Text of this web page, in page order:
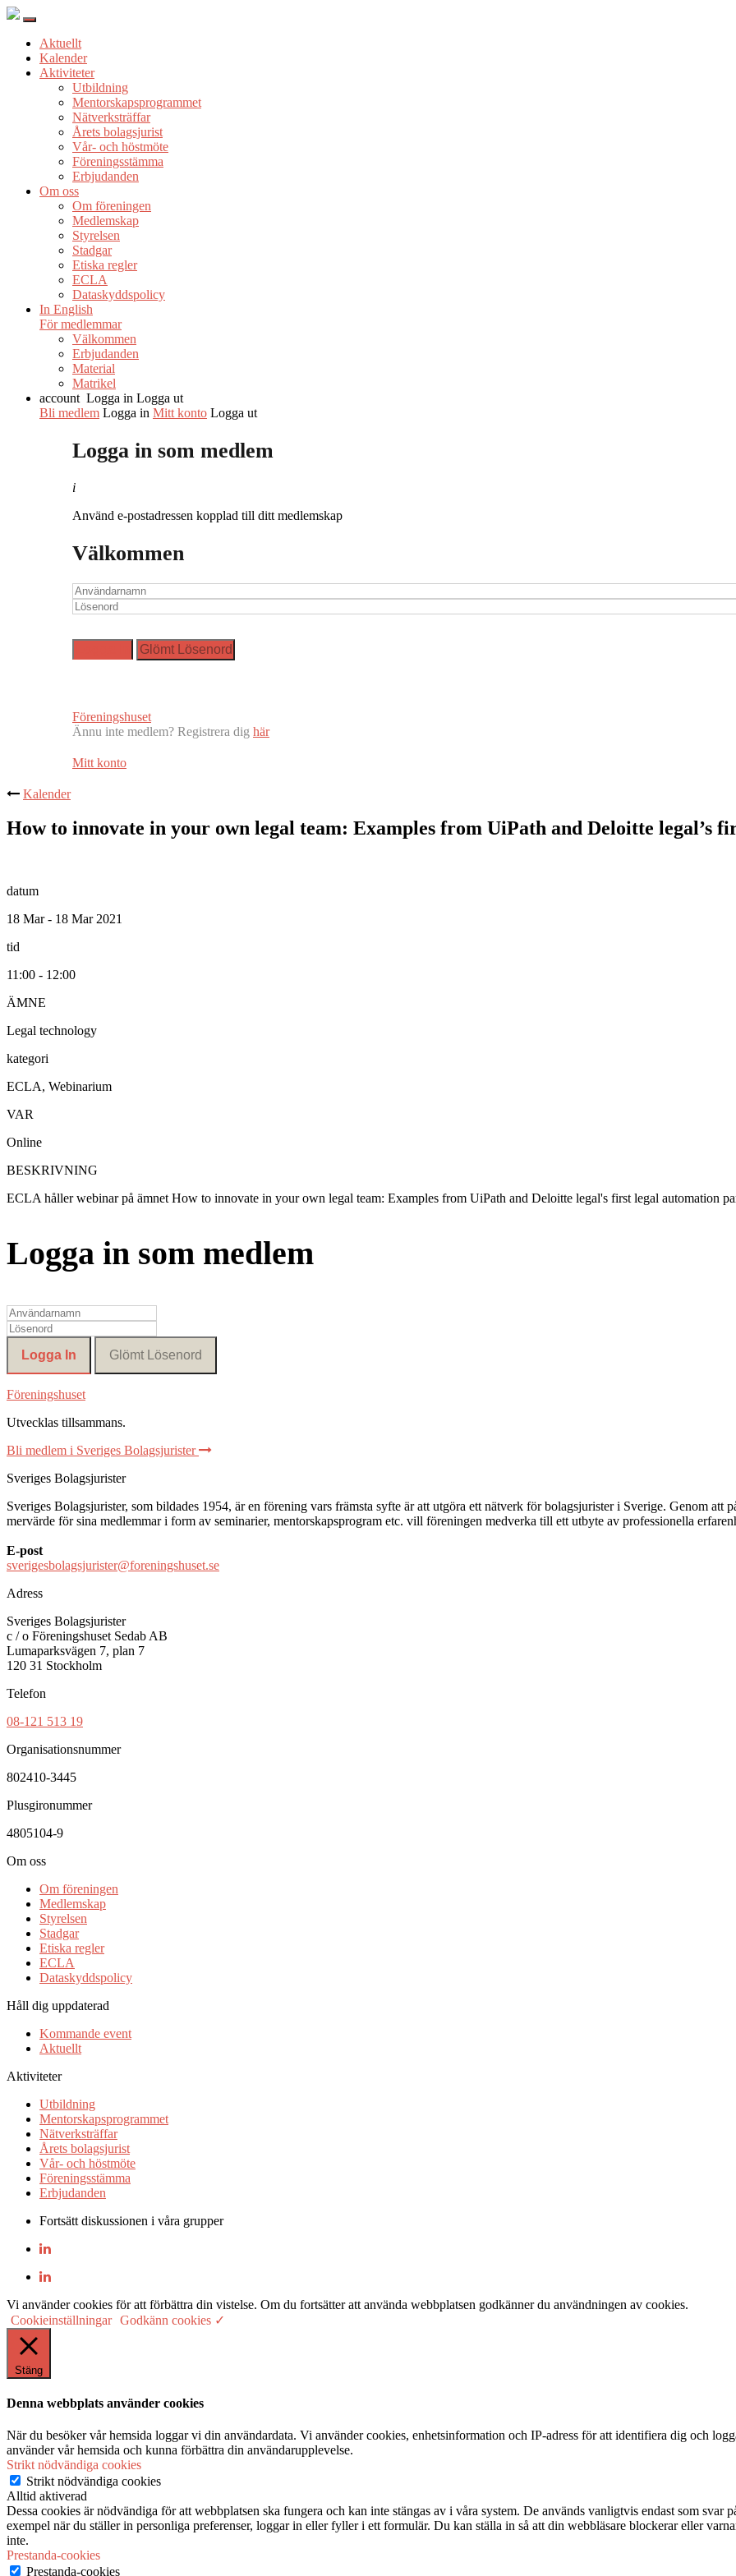
Aktuellt
Kalender
Aktiviteter
Utbildning
Mentorskapsprogrammet
Nätverksträffar
Årets bolagsjurist
Vår- och höstmöte
Föreningsstämma
Erbjudanden
Om oss
Om föreningen
Medlemskap
Styrelsen
Stadgar
Etiska regler
ECLA
Dataskyddspolicy
In English
För medlemmar
Välkommen
Erbjudanden
Material
Matrikel
account Logga in Logga ut
Bli medlem Logga in Mitt konto Logga ut
Logga in som medlem
i
Använd e-postadressen kopplad till ditt medlemskap
Välkommen
Föreningshuset
Ännu inte medlem? Registrera dig här
Mitt konto
Kalender
How to innovate in your own legal team: Examples from UiPath and Deloitte legal’s
datum
18 Mar - 18 Mar 2021
tid
11:00 - 12:00
ÄMNE
Legal technology
kategori
ECLA, Webinarium
VAR
Online
BESKRIVNING
ECLA håller webinar på ämnet How to innovate in your own legal team: Examples from UiPath and Deloitte legal's first legal automation
Logga in som medlem
Föreningshuset
Utvecklas tillsammans.
Bli medlem i Sveriges Bolagsjurister
Sveriges Bolagsjurister
Sveriges Bolagsjurister, som bildades 1954, är en förening vars främsta syfte är att utgöra ett nätverk för bolagsjurister i Sverige. Genom att
mervärde för sina medlemmar i form av seminarier, mentorskapsprogram etc. vill föreningen medverka till ett utbyte av professionella
E-post
sverigesbolagsjurister@foreningshuset.se
Adress
Sveriges Bolagsjurister
c / o Föreningshuset Sedab AB
Lumaparksvägen 7, plan 7
120 31 Stockholm
Telefon
08-121 513 19
Organisationsnummer
802410-3445
Plusgironummer
4805104-9
Om oss
Om föreningen
Medlemskap
Styrelsen
Stadgar
Etiska regler
ECLA
Dataskyddspolicy
Håll dig uppdaterad
Kommande event
Aktuellt
Aktiviteter
Utbildning
Mentorskapsprogrammet
Nätverksträffar
Årets bolagsjurist
Vår- och höstmöte
Föreningsstämma
Erbjudanden
Fortsätt diskussionen i våra grupper
Vi använder cookies för att förbättra din vistelse. Om du fortsätter att använda webbplatsen godkänner du användningen av cookies.
Cookieinställningar Godkänn cookies ✓
Stäng
Denna webbplats använder cookies
När du besöker vår hemsida loggar vi din användardata. Vi använder cookies, enhetsinformation och IP-adress för att identifiera dig och
använder vår hemsida och kunna förbättra din användarupplevelse.
Strikt nödvändiga cookies
Strikt nödvändiga cookies
Alltid aktiverad
Dessa cookies är nödvändiga för att webbplatsen ska fungera och kan inte stängas av i våra system. De används vanligtvis endast som
exempel när du ställer in personliga preferenser, loggar in eller fyller i ett formulär. Du kan ställa in så att din webbläsare blockerar eller
inte.
Prestanda-cookies
Prestanda-cookies